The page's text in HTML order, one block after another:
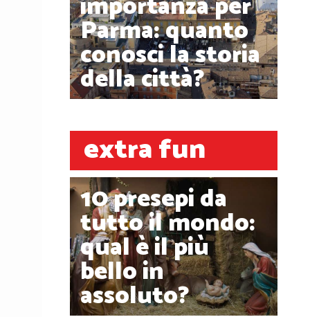
Parma: quanto
conosci la storia
della città?
extra fun
10 presepi da
tutto il mondo:
qual è il più
bello in
assoluto?